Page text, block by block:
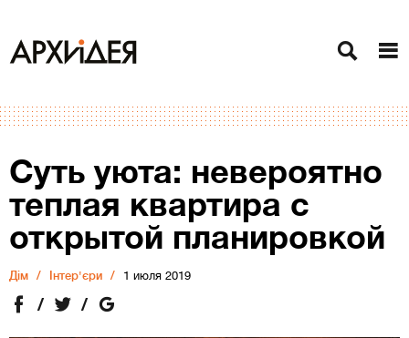
Суть уюта: невероятно
теплая квартира с
открытой планировкой
Дiм Інтер'єри 1 июля 2019